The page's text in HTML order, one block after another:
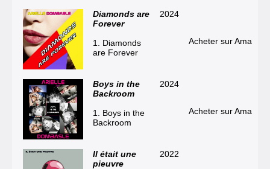
Diamonds are
Forever
1. Diamonds
are Forever
2024
Acheter sur Amazon
Boys in the
Backroom
1. Boys in the
Backroom
2024
Acheter sur Amazon
Il était une
pieuvre
2022